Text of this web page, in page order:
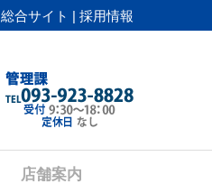
総合サイト | 採用情報
店舗案内